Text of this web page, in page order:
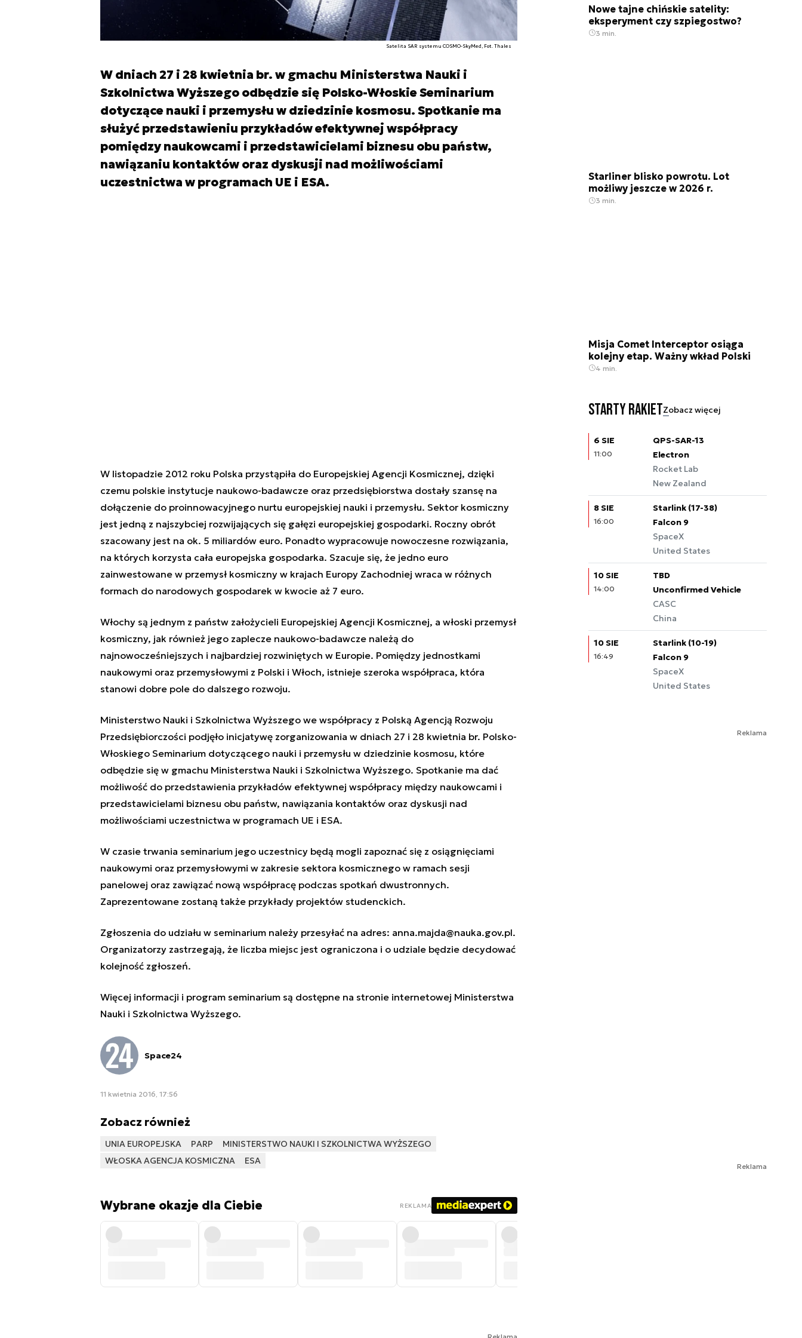
Satelita SAR systemu COSMO-SkyMed, Fot. Thales
W dniach 27 i 28 kwietnia br. w gmachu Ministerstwa Nauki i
Szkolnictwa Wyższego odbędzie się Polsko-Włoskie Seminarium
dotyczące nauki i przemysłu w dziedzinie kosmosu. Spotkanie ma
służyć przedstawieniu przykładów efektywnej współpracy
pomiędzy naukowcami i przedstawicielami biznesu obu państw,
nawiązaniu kontaktów oraz dyskusji nad możliwościami
uczestnictwa w programach UE i ESA.
W listopadzie 2012 roku Polska przystąpiła do Europejskiej Agencji Kosmicznej, dzięki
czemu polskie instytucje naukowo-badawcze oraz przedsiębiorstwa dostały szansę na
dołączenie do proinnowacyjnego nurtu europejskiej nauki i przemysłu. Sektor kosmiczny
jest jedną z najszybciej rozwijających się gałęzi europejskiej gospodarki. Roczny obrót
szacowany jest na ok. 5 miliardów euro. Ponadto wypracowuje nowoczesne rozwiązania,
na których korzysta cała europejska gospodarka. Szacuje się, że jedno euro
zainwestowane w przemysł kosmiczny w krajach Europy Zachodniej wraca w różnych
formach do narodowych gospodarek w kwocie aż 7 euro.
Włochy są jednym z państw założycieli Europejskiej Agencji Kosmicznej, a włoski przemysł
kosmiczny, jak również jego zaplecze naukowo-badawcze należą do
najnowocześniejszych i najbardziej rozwiniętych w Europie. Pomiędzy jednostkami
naukowymi oraz przemysłowymi z Polski i Włoch, istnieje szeroka współpraca, która
stanowi dobre pole do dalszego rozwoju.
Ministerstwo Nauki i Szkolnictwa Wyższego we współpracy z Polską Agencją Rozwoju
Przedsiębiorczości podjęło inicjatywę zorganizowania w dniach 27 i 28 kwietnia br. Polsko-
Włoskiego Seminarium dotyczącego nauki i przemysłu w dziedzinie kosmosu, które
odbędzie się w gmachu Ministerstwa Nauki i Szkolnictwa Wyższego. Spotkanie ma dać
możliwość do przedstawienia przykładów efektywnej współpracy między naukowcami i
przedstawicielami biznesu obu państw, nawiązania kontaktów oraz dyskusji nad
możliwościami uczestnictwa w programach UE i ESA.
W czasie trwania seminarium jego uczestnicy będą mogli zapoznać się z osiągnięciami
naukowymi oraz przemysłowymi w zakresie sektora kosmicznego w ramach sesji
panelowej oraz zawiązać nową współpracę podczas spotkań dwustronnych.
Zaprezentowane zostaną także przykłady projektów studenckich.
Zgłoszenia do udziału w seminarium należy przesyłać na adres: anna.majda@nauka.gov.pl.
Organizatorzy zastrzegają, że liczba miejsc jest ograniczona i o udziale będzie decydować
kolejność zgłoszeń.
Więcej informacji i program seminarium są dostępne na stronie internetowej Ministerstwa
Nauki i Szkolnictwa Wyższego.
Space24
11 kwietnia 2016, 17:56
Zobacz również
UNIA EUROPEJSKA PARP
MINISTERSTWO NAUKI I SZKOLNICTWA WYŻSZEGO
WŁOSKA AGENCJA KOSMICZNA
ESA
Wybrane okazje dla Ciebie REKLAMA
Nowe tajne chińskie satelity:
eksperyment czy szpiegostwo?
3 min.
Starliner blisko powrotu. Lot
możliwy jeszcze w 2026 r.
3 min.
Misja Comet Interceptor osiąga
kolejny etap. Ważny wkład Polski
4 min.
Starty rakietZobacz więcej
6 SIE
11:00
QPS-SAR-13
Electron
Rocket Lab
New Zealand
8 SIE
16:00
Starlink (17-38)
Falcon 9
SpaceX
United States
10 SIE
14:00
TBD
Unconfirmed Vehicle
CASC
China
10 SIE
16:49
Starlink (10-19)
Falcon 9
SpaceX
United States
Reklama
Reklama